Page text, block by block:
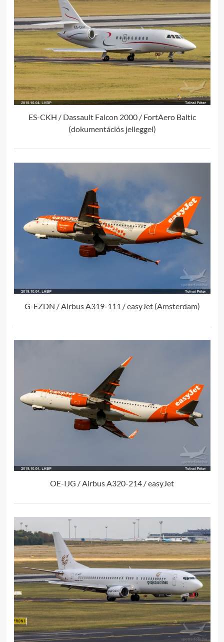
ES-CKH / Dassault Falcon 2000 / FortAero Baltic
(dokumentációs jelleggel)
G-EZDN / Airbus A319-111 / easyJet (Amsterdam)
OE-IJG / Airbus A320-214 / easyJet